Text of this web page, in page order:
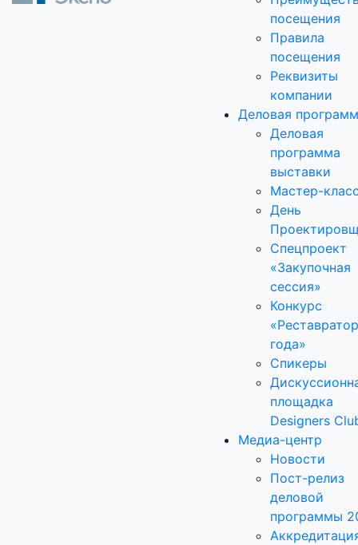
посещения
Правила
посещения
Реквизиты
компании
Деловая
Деловая
программа
выставки
Мастер-
День
Спецпроект
«Закупочная
сессия»
Конкурс
«Реставратор
года»
Спикеры
площадка
Designers
Медиа-центр
Новости
Пост-релиз
деловой
программы